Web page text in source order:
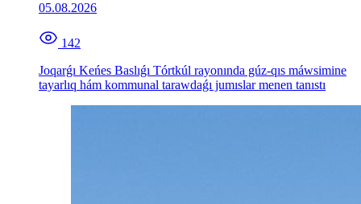
05.08.2026
142
Joqarǵı Keńes Baslıǵı Tórtkúl rayonında gúz-qıs máwsimine
tayarlıq hám kommunal tarawdaǵı jumıslar menen tanıstı